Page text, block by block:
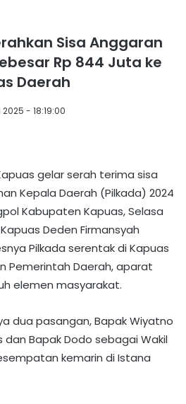
Sisa Anggaran
Rp 844 Juta ke
Daerah
- 18:19:00
gelar serah terima sisa
Kepala Daerah (Pilkada) 2024
Kabupaten Kapuas, Selasa
Deden Firmansyah
Pilkada serentak di Kapuas
Pemerintah Daerah, aparat
elemen masyarakat.
dua pasangan, Bapak Wiyatno
Bapak Dodo sebagai Wakil
kemarin di Istana